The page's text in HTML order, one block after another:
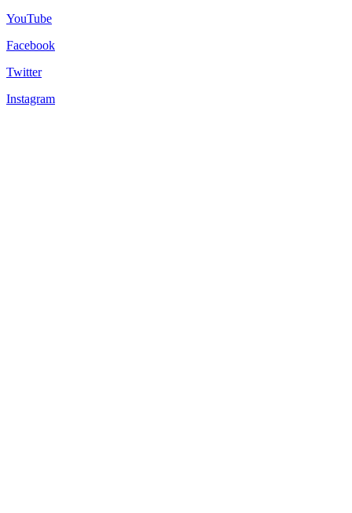
YouTube
Facebook
Twitter
Instagram